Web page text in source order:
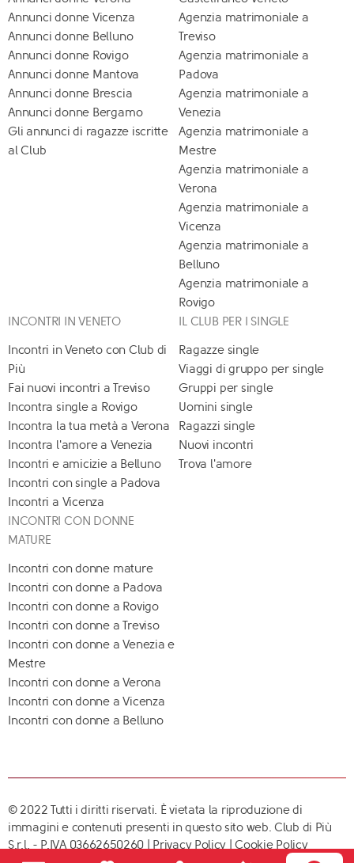
Annunci donne Vicenza
Annunci donne Belluno
Annunci donne Rovigo
Annunci donne Mantova
Annunci donne Brescia
Annunci donne Bergamo
Gli annunci di ragazze iscritte
al Club
Agenzia matrimoniale a
Treviso
Agenzia matrimoniale a
Padova
Agenzia matrimoniale a
Venezia
Agenzia matrimoniale a
Mestre
Agenzia matrimoniale a
Verona
Agenzia matrimoniale a
Vicenza
Agenzia matrimoniale a
Belluno
Agenzia matrimoniale a
Rovigo
INCONTRI IN VENETO
Incontri in Veneto con Club di
Più
Fai nuovi incontri a Treviso
Incontra single a Rovigo
Incontra la tua metà a Verona
Incontra l'amore a Venezia
Incontri e amicizie a Belluno
Incontri con single a Padova
Incontri a Vicenza
IL CLUB PER I SINGLE
Ragazze single
Viaggi di gruppo per single
Gruppi per single
Uomini single
Ragazzi single
Nuovi incontri
Trova l'amore
INCONTRI CON DONNE
MATURE
Incontri con donne mature
Incontri con donne a Padova
Incontri con donne a Rovigo
Incontri con donne a Treviso
Incontri con donne a Venezia e
Mestre
Incontri con donne a Verona
Incontri con donne a Vicenza
Incontri con donne a Belluno
© 2022 Tutti i diritti riservati. È vietata la riproduzione di
immagini e contenuti presenti in questo sito web. Club di Più
S.r.l. - P.IVA 03662650260 | Privacy Policy |Cookie Policy